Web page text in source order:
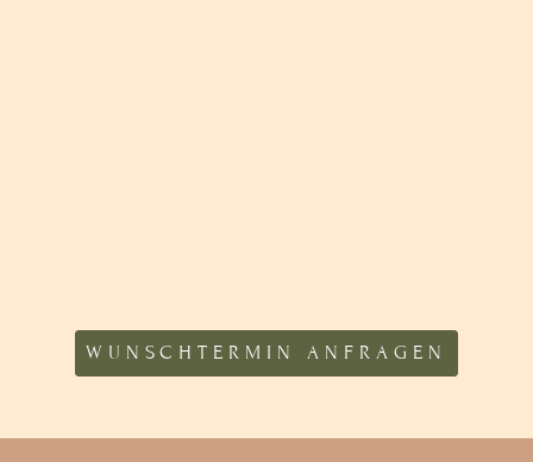
WUNSCHTERMIN ANFRAGEN